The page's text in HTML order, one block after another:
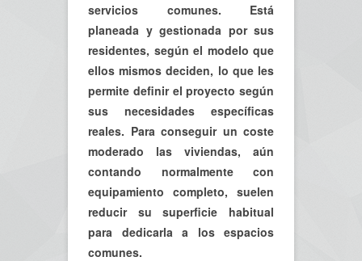
servicios comunes. Está
planeada y gestionada por sus
residentes, según el modelo que
ellos mismos deciden, lo que les
permite definir el proyecto según
sus necesidades específicas
reales. Para conseguir un coste
moderado las viviendas, aún
contando normalmente con
equipamiento completo, suelen
reducir su superficie habitual
para dedicarla a los espacios
comunes.